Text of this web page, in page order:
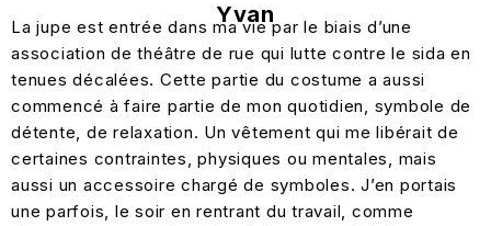
Yvan
La jupe est entrée dans ma vie par le biais d’une
association de théâtre de rue qui lutte contre le sida en
tenues décalées. Cette partie du costume a aussi
commencé à faire partie de mon quotidien, symbole de
détente, de relaxation. Un vêtement qui me libérait de
certaines contraintes, physiques ou mentales, mais
aussi un accessoire chargé de symboles. J’en portais
une parfois, le soir en rentrant du travail, comme